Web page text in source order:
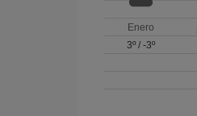
Enero
3º/ -3º